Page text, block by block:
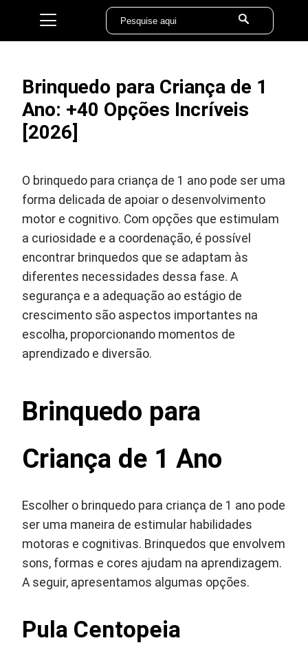
Brinquedo para Criança de 1
Ano: +40 Opções Incríveis
[2026]
O brinquedo para criança de 1 ano pode ser uma
forma delicada de apoiar o desenvolvimento
motor e cognitivo. Com opções que estimulam
a curiosidade e a coordenação, é possível
encontrar brinquedos que se adaptam às
diferentes necessidades dessa fase. A
segurança e a adequação ao estágio de
crescimento são aspectos importantes na
escolha, proporcionando momentos de
aprendizado e diversão.
Brinquedo para
Criança de 1 Ano
Escolher o brinquedo para criança de 1 ano pode
ser uma maneira de estimular habilidades
motoras e cognitivas. Brinquedos que envolvem
sons, formas e cores ajudam na aprendizagem.
A seguir, apresentamos algumas opções.
Pula Centopeia